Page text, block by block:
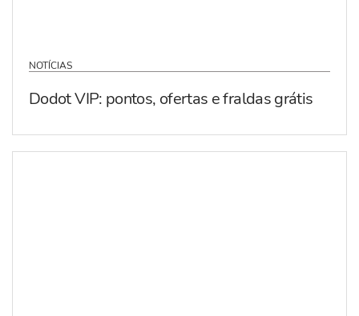
NOTÍCIAS
Dodot VIP: pontos, ofertas e fraldas grátis